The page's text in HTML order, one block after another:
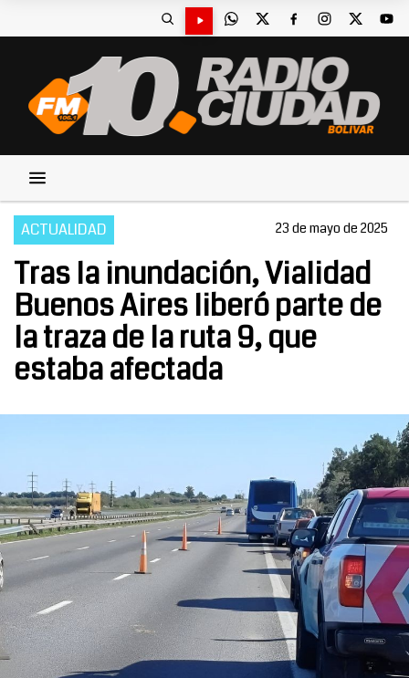
ACTUALIDAD 23 de mayo de 2025
Tras la inundación, Vialidad
Buenos Aires liberó parte de
la traza de la ruta 9, que
estaba afectada